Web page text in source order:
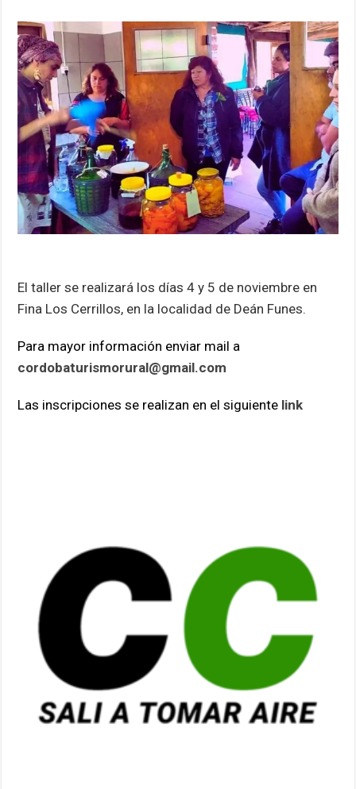
El taller se realizará los días 4 y 5 de noviembre en
Fina Los Cerrillos, en la localidad de Deán Funes.
Para mayor información enviar mail a
cordobaturismorural@gmail.com
Las inscripciones se realizan en el siguiente link